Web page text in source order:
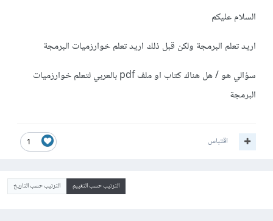
السلام عليكم
اريد تعلم البرمجة ولكن قبل ذلك اريد تعلم خوارزميات البرمجة
سؤالي هو / هل هناك كتاب او ملف pdf بالعربي لتعلم خوارزميات
البرمجة
1 اقتباس
الترتيب حسب التقييم الترتيب حسب التاريخ